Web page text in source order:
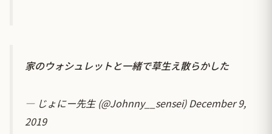
家のウォシュレットと一緒で草生え散らかした
— じょにー先生 (@Johnny__sensei)December 9,
2019